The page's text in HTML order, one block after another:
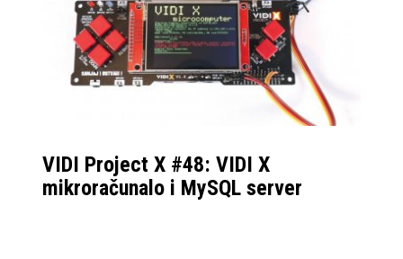
VIDI Project X #48: VIDI X
mikroračunalo i MySQL server